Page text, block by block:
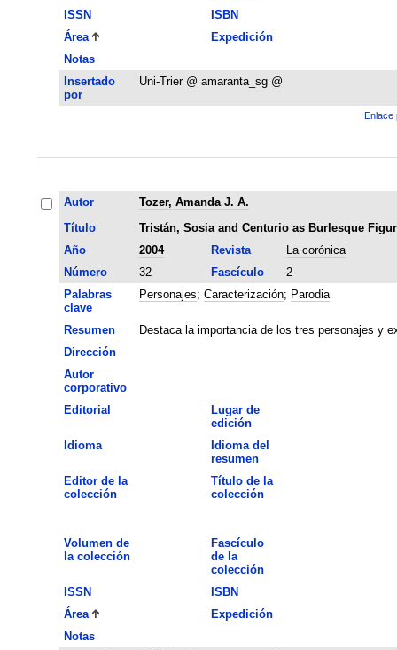
ISSN
ISBN
Área
Expedición
Notas
Insertado
por
Uni-Trier @ amaranta_sg @
Enlace
Autor
Tozer, Amanda J. A.
Título
Tristán, Sosia and Centurio as Burlesque
Año
2004 Revista
La corónica
Número
32 Fascículo
2
Palabras
clave
Personajes; Caracterización; Parodia
Resumen
Destaca la importancia de los tres personajes y
Dirección
Autor
corporativo
Editorial
Lugar de
edición
Idioma
Idioma del
resumen
Editor de la
colección
Título de la
colección
Volumen de
la colección
Fascículo
de la
colección
ISSN
ISBN
Área
Expedición
Notas